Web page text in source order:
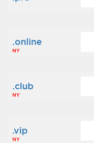
.online
NY
.club
NY
.vip
NY